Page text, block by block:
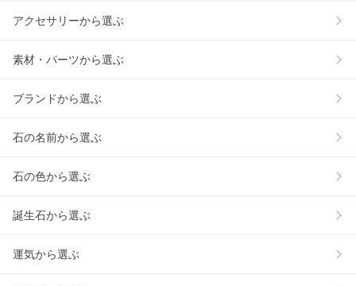
アクセサリーから選ぶ
素材・パーツから選ぶ
ブランドから選ぶ
石の名前から選ぶ
石の色から選ぶ
誕生石から選ぶ
運気から選ぶ